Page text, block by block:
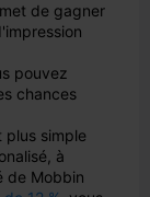
de gagner
pouvez
chances
plus simple
à
de Mobbin